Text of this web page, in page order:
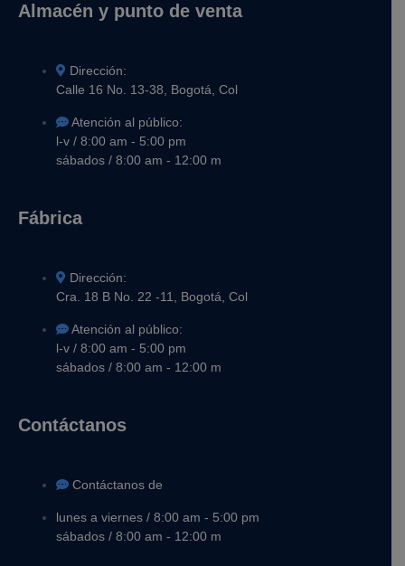
Almacén y punto de venta
Dirección:
Calle 16 No. 13-38, Bogotá, Col
Atención al público:
l-v / 8:00 am - 5:00 pm
sábados / 8:00 am - 12:00 m
Fábrica
Dirección:
Cra. 18 B No. 22 -11, Bogotá, Col
Atención al público:
l-v / 8:00 am - 5:00 pm
sábados / 8:00 am - 12:00 m
Contáctanos
Contáctanos de
lunes a viernes / 8:00 am - 5:00 pm
sábados / 8:00 am - 12:00 m